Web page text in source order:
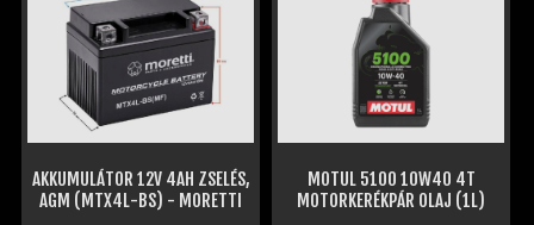
12V 4AH ZSELÉS,
BS) - MORETTI
MOTUL 5100 10W40 4T
MOTORKERÉKPÁR OLAJ (1L)
HORN 617-B JET
FEKETE